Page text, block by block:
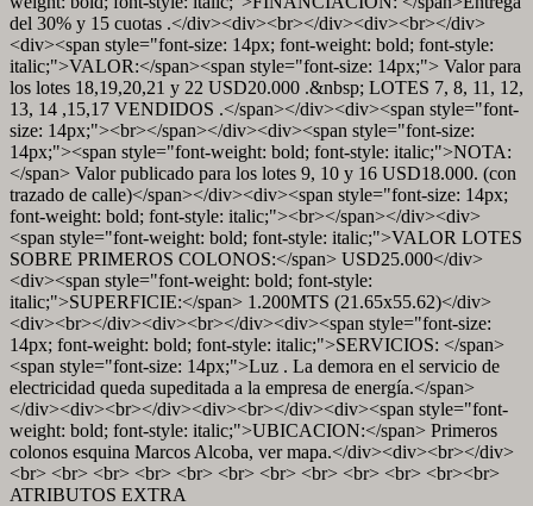
del 30% y 15 cuotas .</div><div><br></div><div><br></div>
<div><span style="font-size: 14px; font-weight: bold; font-style:
italic;">VALOR:</span><span style="font-size: 14px;"> Valor para
los lotes 18,19,20,21 y 22 USD20.000 .&nbsp; LOTES 7, 8, 11, 12,
13, 14 ,15,17 VENDIDOS .</span></div><div><span style="font-
size: 14px;"><br></span></div><div><span style="font-size:
14px;"><span style="font-weight: bold; font-style: italic;">NOTA:
</span> Valor publicado para los lotes 9, 10 y 16 USD18.000. (con
trazado de calle)</span></div><div><span style="font-size: 14px;
font-weight: bold; font-style: italic;"><br></span></div><div>
<span style="font-weight: bold; font-style: italic;">VALOR LOTES
SOBRE PRIMEROS COLONOS:</span> USD25.000</div>
<div><span style="font-weight: bold; font-style:
italic;">SUPERFICIE:</span> 1.200MTS (21.65x55.62)</div>
<div><br></div><div><br></div><div><span style="font-size:
14px; font-weight: bold; font-style: italic;">SERVICIOS: </span>
<span style="font-size: 14px;">Luz . La demora en el servicio de
electricidad queda supeditada a la empresa de energía.</span>
</div><div><br></div><div><br></div><div><span style="font-
weight: bold; font-style: italic;">UBICACION:</span> Primeros
colonos esquina Marcos Alcoba, ver mapa.</div><div><br></div>
<br> <br> <br> <br> <br> <br> <br> <br> <br> <br> <br><br>
ATRIBUTOS EXTRA